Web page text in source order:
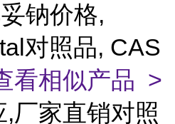
钠价格,
对照品, CAS
看相似产品 >
厂家直销对照